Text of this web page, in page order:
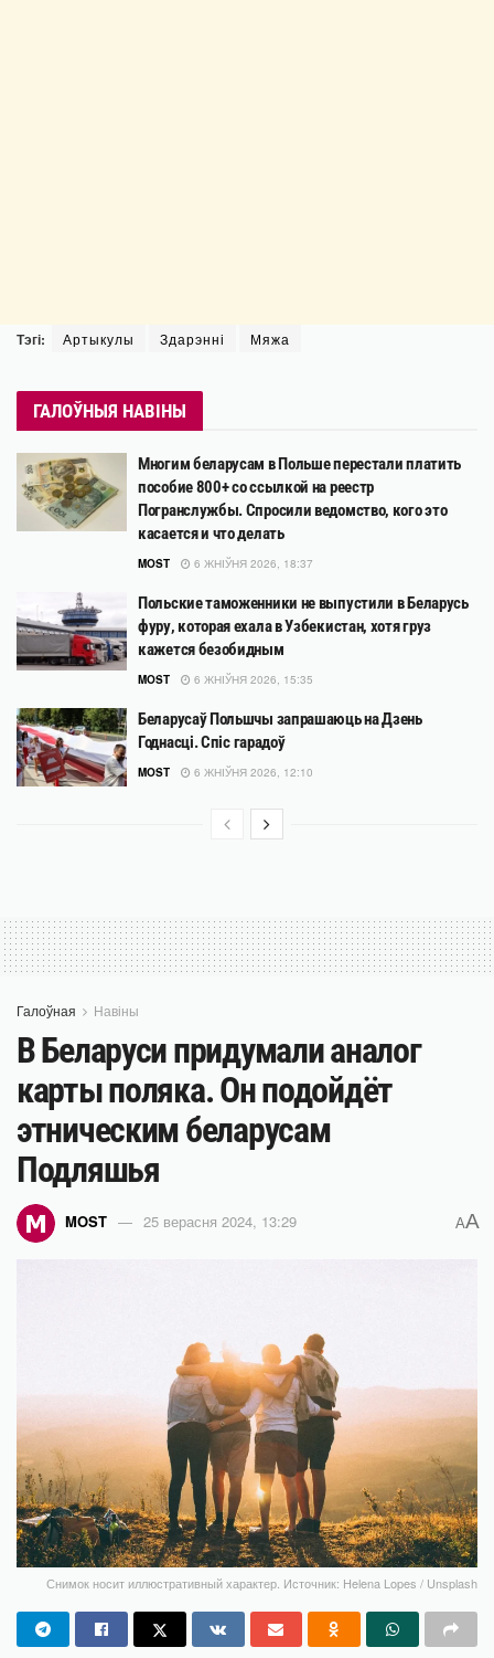
Тэгі: Артыкулы Здарэнні Мяжа
ГАЛОЎНЫЯ НАВІНЫ
Многим беларусам в Польше перестали платить
пособие 800+ со ссылкой на реестр
Погранслужбы. Спросили ведомство, кого это
касается и что делать
MOST 6 ЖНІЎНЯ 2026, 18:37
Польские таможенники не выпустили в Беларусь
фуру, которая ехала в Узбекистан, хотя груз
кажется безобидным
MOST 6 ЖНІЎНЯ 2026, 15:35
Беларусаў Польшчы запрашаюць на Дзень
Годнасці. Спіс гарадоў
MOST 6 ЖНІЎНЯ 2026, 12:10
Галоўная Навіны
В Беларуси придумали аналог
карты поляка. Он подойдёт
этническим беларусам
Подляшья
MOST 25 верасня 2024, 13:29 AA
Снимок носит иллюстративный характер. Источник: Helena Lopes / Unsplash